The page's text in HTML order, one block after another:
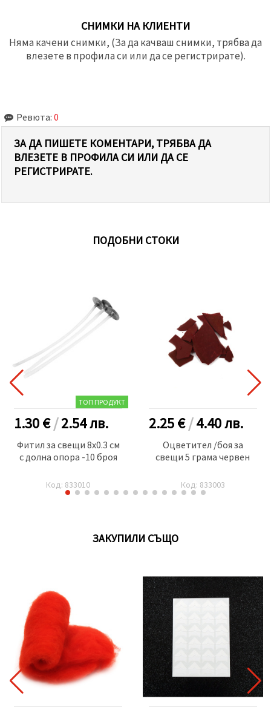
СНИМКИ НА КЛИЕНТИ
Няма качени снимки, (За да качваш снимки, трябва да
влезете в профила си или да се регистрирате).
Ревюта: 0
ЗА ДА ПИШЕТЕ КОМЕНТАРИ, ТРЯБВА ДА
ВЛЕЗЕТЕ В ПРОФИЛА СИ ИЛИ ДА СЕ
РЕГИСТРИРАТЕ.
ПОДОБНИ СТОКИ
ТОП ПРОДУКТ
1.30 €/2.54лв.
Фитил за свещи 8x0.3 см
с долна опора -10 броя
Код: 833010
2.25 €/4.40лв.
Оцветител /боя за
свещи 5 грама червен
Код: 833003
ЗАКУПИЛИ СЪЩО